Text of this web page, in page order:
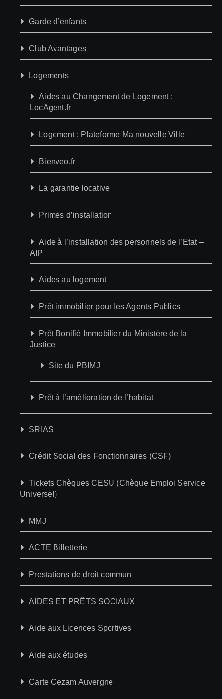
Garde d’enfants
Club Avantages
Logements
Aides au Changement de Logement :
LocAgent.fr
Logement : Plateforme Ma nouvelle Ville
Bienveo.fr
La garantie locative
Primes d’installation
Aide à l’installation des personnels de l’Etat –
AIP
Aides au logement
Prêt immobilier pour les Agents Publics
Prêt Bonifié Immobilier du Ministère de la
Justice
Site du PBIMJ
Prêt à l’amélioration de l’habitat
SRIAS
Crédit Social des Fonctionnaires (CSF)
Tickets Chèques CESU (Chèque Emploi Service
Universel)
MMJ
ACTE Billetterie
Prestations de droit commun
AIDES ET PRÊTS SOCIAUX
Aide aux Licences Sportives
Aide aux études
Carte Cezam Auvergne